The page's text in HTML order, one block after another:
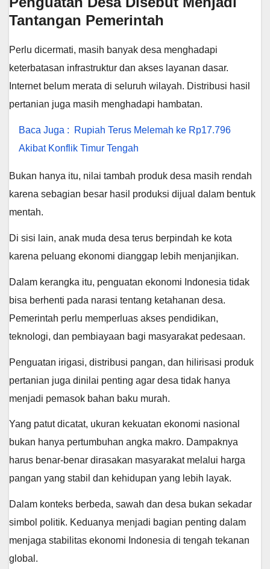
Tantangan Pemerintah
Perlu dicermati, masih banyak desa menghadapi
keterbatasan infrastruktur dan akses layanan dasar.
Internet belum merata di seluruh wilayah. Distribusi hasil
pertanian juga masih menghadapi hambatan.
Baca Juga :
Rupiah Terus Melemah ke Rp17.796
Akibat Konflik Timur Tengah
Bukan hanya itu, nilai tambah produk desa masih rendah
karena sebagian besar hasil produksi dijual dalam bentuk
mentah.
Di sisi lain, anak muda desa terus berpindah ke kota
karena peluang ekonomi dianggap lebih menjanjikan.
Dalam kerangka itu, penguatan ekonomi Indonesia tidak
bisa berhenti pada narasi tentang ketahanan desa.
Pemerintah perlu memperluas akses pendidikan,
teknologi, dan pembiayaan bagi masyarakat pedesaan.
Penguatan irigasi, distribusi pangan, dan hilirisasi produk
pertanian juga dinilai penting agar desa tidak hanya
menjadi pemasok bahan baku murah.
Yang patut dicatat, ukuran kekuatan ekonomi nasional
bukan hanya pertumbuhan angka makro. Dampaknya
harus benar-benar dirasakan masyarakat melalui harga
pangan yang stabil dan kehidupan yang lebih layak.
Dalam konteks berbeda, sawah dan desa bukan sekadar
simbol politik. Keduanya menjadi bagian penting dalam
menjaga stabilitas ekonomi Indonesia di tengah tekanan
global.